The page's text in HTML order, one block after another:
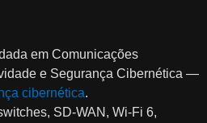
em Comunicações
e Segurança Cibernética —
cibernética.
SD‑WAN, Wi‑Fi 6,